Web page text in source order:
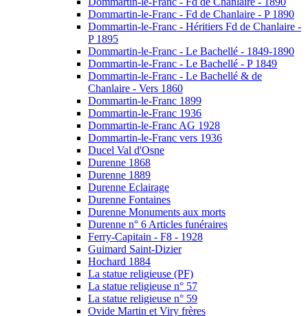
Dommartin-le-Franc - Fd de Chanlaire - P 1890
Dommartin-le-Franc - Héritiers Fd de Chanlaire -
P 1895
Dommartin-le-Franc - Le Bachellé - 1849-1890
Dommartin-le-Franc - Le Bachellé - P 1849
Dommartin-le-Franc - Le Bachellé & de
Chanlaire - Vers 1860
Dommartin-le-Franc 1899
Dommartin-le-Franc 1936
Dommartin-le-Franc AG 1928
Dommartin-le-Franc vers 1936
Ducel Val d'Osne
Durenne 1868
Durenne 1889
Durenne Eclairage
Durenne Fontaines
Durenne Monuments aux morts
Durenne n° 6 Articles funéraires
Ferry-Capitain - F8 - 1928
Guimard Saint-Dizier
Hochard 1884
La statue religieuse (PF)
La statue religieuse n° 57
La statue religieuse n° 59
Ovide Martin et Viry frères